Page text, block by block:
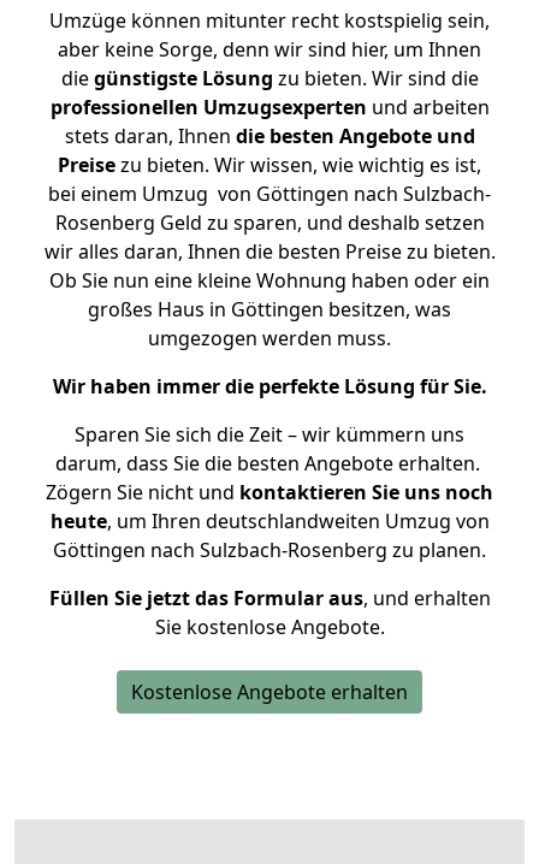
Umzüge können mitunter recht kostspielig sein,
aber keine Sorge, denn wir sind hier, um Ihnen
diegünstigste Lösung zu bieten. Wir sind die
professionellen Umzugsexperten und arbeiten
stets daran, Ihnen die besten Angebote und
Preisezu bieten. Wir wissen, wie wichtig es ist,
bei einem Umzug von Göttingen nach Sulzbach-
Rosenberg Geld zu sparen, und deshalb setzen
wir alles daran, Ihnen die besten Preise zu bieten.
Ob Sie nun eine kleine Wohnung haben oder ein
großes Haus in Göttingen besitzen, was
umgezogen werden muss.
Wir haben immer die perfekte Lösung für Sie.
Sparen Sie sich die Zeit – wir kümmern uns
darum, dass Sie die besten Angebote erhalten.
Zögern Sie nicht und kontaktieren Sie uns noch
heute, um Ihren deutschlandweiten Umzug von
Göttingen nach Sulzbach-Rosenberg zu planen.
Füllen Sie jetzt das Formular aus, und erhalten
Sie kostenlose Angebote.
Kostenlose Angebote erhalten